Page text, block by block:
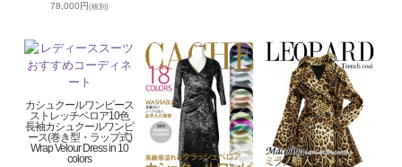
78,000円(税別)
カシュクールワンピース
ストレッチベロア10色
長袖カシュクールワンピ
ース(巻き型・ラップ式)
Wrap Velour Dress in 10
colors